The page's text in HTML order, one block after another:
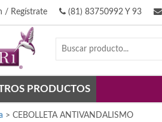
/ Regístrate (81) 83750992 Y 93
PRODUCTOS
> CEBOLLETA ANTIVANDALISMO